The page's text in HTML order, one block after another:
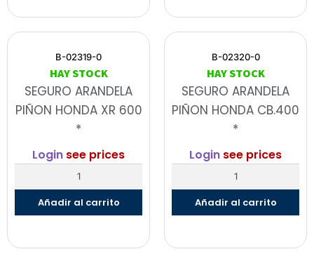
B-02319-0
HAY STOCK
SEGURO ARANDELA
PIÑON HONDA XR 600
*
Login see prices
Añadir al carrito
B-02320-0
HAY STOCK
SEGURO ARANDELA
PIÑON HONDA CB.400
*
Login see prices
Añadir al carrito